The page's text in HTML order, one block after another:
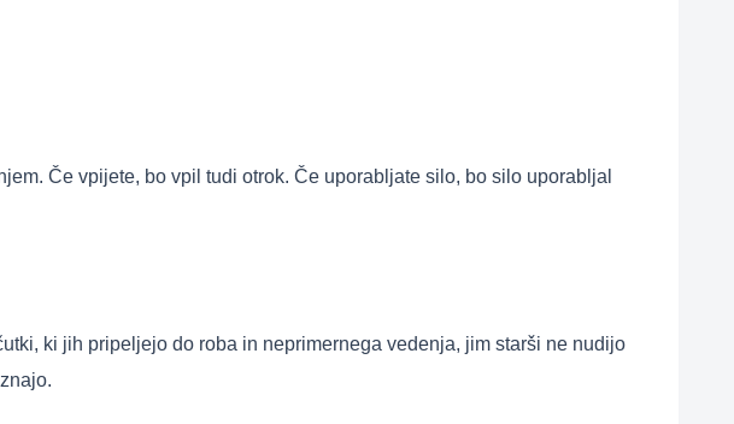
Če vpijete, bo vpil tudi otrok. Če uporabljate silo, bo silo uporabljal
ki jih pripeljejo do roba in neprimernega vedenja, jim starši ne nudijo